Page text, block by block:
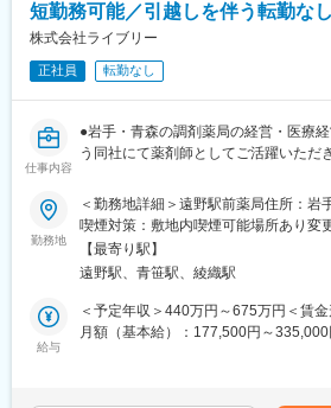
■配属先
の営業日はシフト制で勤務となります。
▼シオン薬局：平日8時半～18時（休
8時半～12時半（休憩なし）
月水金曜日・第2/4火曜日・第1/3/5土
分）
第1/3/5火木曜日…9時～19時（休憩60
第2/4土曜日…9時～12時（休憩なし）
務が発生します。
短勤務可能／引越しを伴う転勤な
株式会社ライブリー
正社員 転勤なし
仕事内容
●岩手・青森の調剤薬局の経営・医療
う同社にて薬剤師としてご活躍いただ
■業務詳細：
処方箋に基づく調剤をお願い致します
て、症状やアレルギー、他医療機関で
対応していきます。また、服薬指導を
全般のご相談にも載っていただくなど
ご活躍いただけます。
勤務地
＜勤務地詳細＞遠野駅前薬局住所：岩
喫煙対策：敷地内喫煙可能場所あり変
業所
【最寄り駅】
遠野駅、青笹駅、綾織駅
給与
＜予定年収＞440万円～675万円＜賃
月額（基本給）：177,500円～335,000